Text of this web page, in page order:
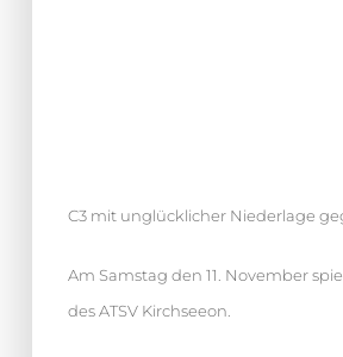
C3 mit unglücklicher Niederlage
Am Samstag den 11. November
des ATSV Kirchseeon.